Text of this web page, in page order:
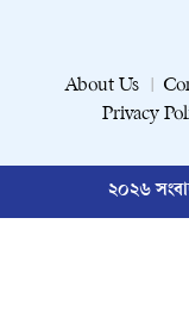
About Us
Privacy
২০২৬ সংবাদ